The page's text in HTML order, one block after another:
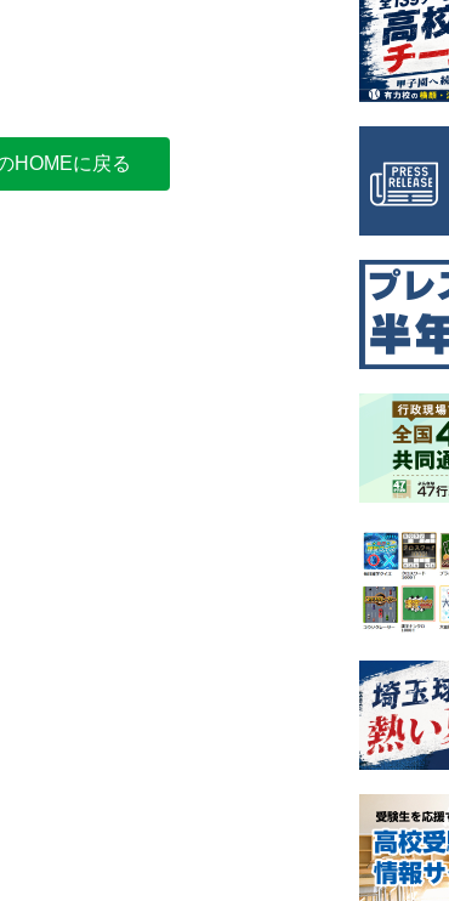
HOMEに戻る